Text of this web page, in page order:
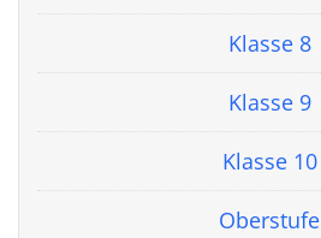
Klasse 8
Klasse 9
Klasse 10
Oberstufe